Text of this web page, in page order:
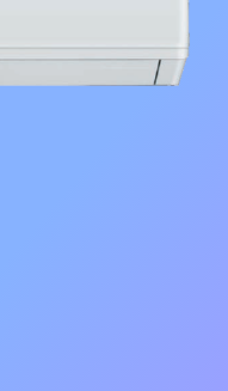
изображение